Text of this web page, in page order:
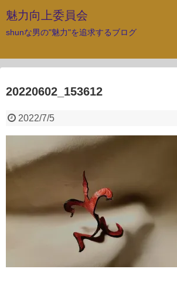
魅力向上委員会
shunな男の"魅力"を追求するブログ
20220602_153612
2022/7/5